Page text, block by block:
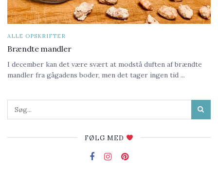
ALLE OPSKRIFTER
Brændte mandler
I december kan det være svært at modstå duften af brændte
mandler fra gågadens boder, men det tager ingen tid ...
FØLG MED